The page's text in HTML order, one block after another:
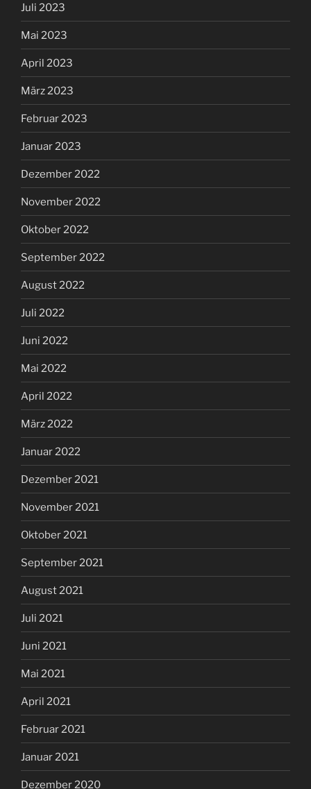
Juli 2023
Mai 2023
April 2023
März 2023
Februar 2023
Januar 2023
Dezember 2022
November 2022
Oktober 2022
September 2022
August 2022
Juli 2022
Juni 2022
Mai 2022
April 2022
März 2022
Januar 2022
Dezember 2021
November 2021
Oktober 2021
September 2021
August 2021
Juli 2021
Juni 2021
Mai 2021
April 2021
Februar 2021
Januar 2021
Dezember 2020